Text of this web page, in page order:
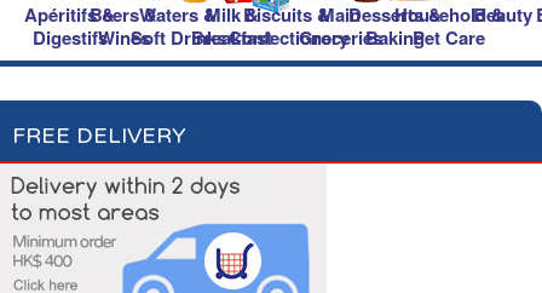
Apéritifs &
Digestifs
Beers &
Wines
Waters &
Soft Drinks
Milk &
Breakfast
Biscuits &
Confectionery
Main
Groceries
Desserts &
Baking
Household &
Pet Care
Beauty
FREE DELIVERY